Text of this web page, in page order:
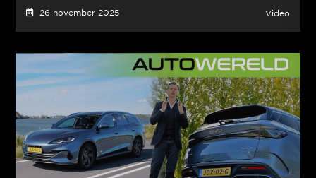
26 november 2025 Video